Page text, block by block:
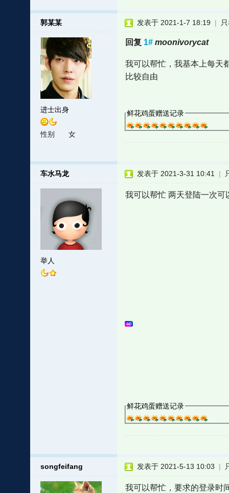
郭某某
进士出身
性别 女
发表于 2021-1-7 18:19 |
回复 1# moonivorycat
我可以帮忙，我基本上每天
比较自由
鲜花鸡蛋赠送记录
车水马龙
举人
发表于 2021-3-31 10:41 |
我可以帮忙 两天登陆一次可
鲜花鸡蛋赠送记录
songfeifang 发表于 2021-5-13 10:03 |
我可以帮忙，要求的登录时